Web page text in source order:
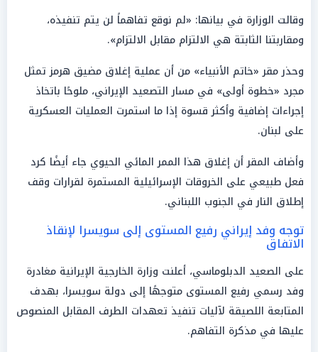
وقالت الوزارة في بيانها: «لم نوقع تفاهماً لن يتم تنفيذه،
ومقاربتنا الثابتة هي الالتزام مقابل الالتزام».
وحذر مقر «خاتم الأنبياء» من أن عملية إغلاق مضيق هرمز تمثل
مجرد «خطوة أولى» في مسار التصعيد الإيراني، ملوحًا باتخاذ
إجراءات إضافية وأكثر قسوة إذا ما استمرت العمليات العسكرية
على لبنان.
وأضاف المقر أن إغلاق هذا الممر المائي الحيوي جاء أيضًا كرد
فعل طبيعي على الخروقات الإسرائيلية المستمرة لقرارات وقف
إطلاق النار في الجنوب اللبناني.
توجه وفد إيراني رفيع المستوى إلى سويسرا لإنقاذ
الاتفاق
على الصعيد الدبلوماسي، أعلنت وزارة الخارجية الإيرانية مغادرة
وفد رسمي رفيع المستوى متوجهًا إلى دولة سويسرا، بهدف
المتابعة اللصيقة لآليات تنفيذ تعهدات الطرف المقابل المنصوص
عليها في مذكرة التفاهم.